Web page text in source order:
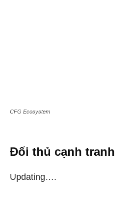
CFG Ecosystem
Đối thủ cạnh tranh
Updating….